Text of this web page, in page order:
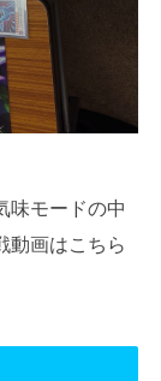
味モードの中
動画はこちら